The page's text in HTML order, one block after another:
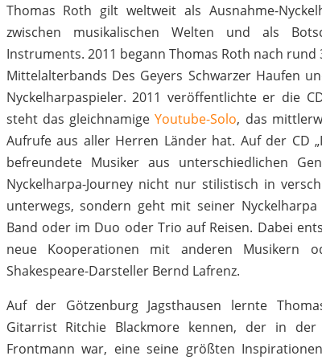
Thomas Roth gilt weltweit als Ausnahme-
zwischen musikalischen Welten und als
Instruments. 2011 begann Thomas Roth nach
Mittelalterbands Des Geyers Schwarzer Haufen
Nyckelharpaspieler. 2011 veröffentlichte er die
steht das gleichnamigeYoutube-Solo, das
Aufrufe aus aller Herren Länder hat. Auf der CD
befreundete Musiker aus unterschiedlichen
Nyckelharpa-Journey nicht nur stilistisch in
unterwegs, sondern geht mit seiner
Band oder im Duo oder Trio auf Reisen. Dabei
neue Kooperationen mit anderen Musikern
Shakespeare-Darsteller Bernd Lafrenz.
Auf der Götzenburg Jagsthausen lernte
Gitarrist Ritchie Blackmore kennen, der in
Frontmann war, eine seine größten